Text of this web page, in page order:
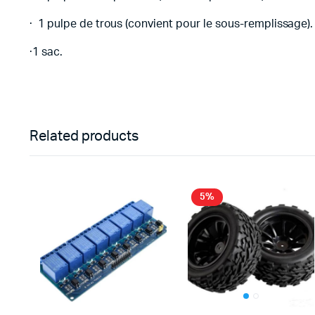
· 1 pulpe de trous (convient pour le sous-remplissage).
·1 sac.
Related products
5%